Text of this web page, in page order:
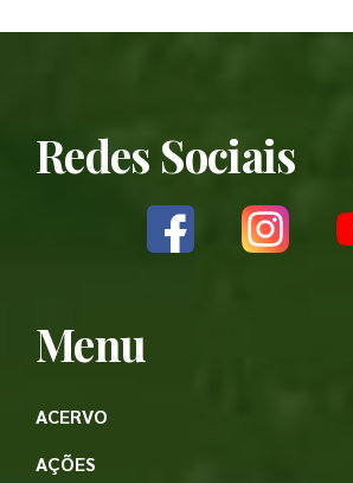
Redes Sociais
Menu
ACERVO
AÇÕES